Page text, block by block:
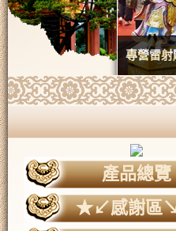
專營雷射
產品總覽
★↙感謝區